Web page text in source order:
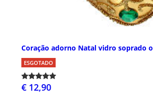
Coração adorno Natal vidro soprado
ESGOTADO
€ 12,90